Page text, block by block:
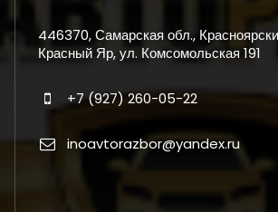
446370, Самарская обл.,
Красный Яр, ул. Комсомольская 191
+7 (927) 260-05-22
inoavtorazbor@yandex.ru